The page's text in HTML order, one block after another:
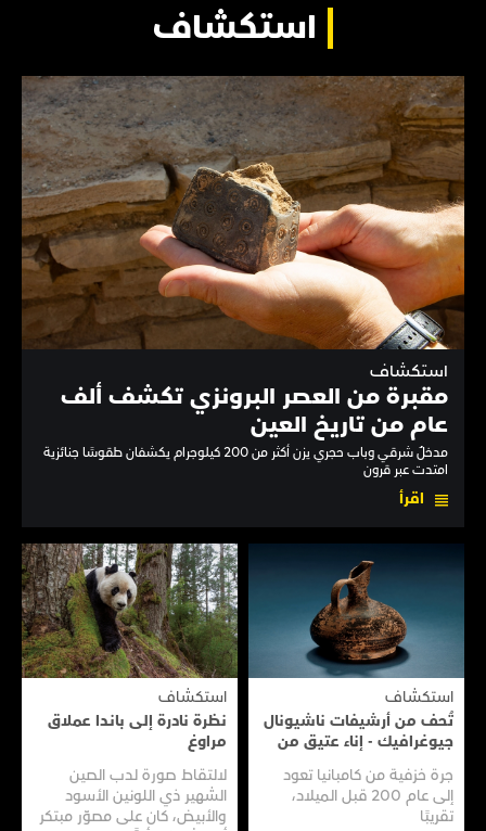
استكشاف
استكشاف
مقبرة من العصر البرونزي تكشف ألف
عام من تاريخ العين
مدخلٌ شرقي وباب حجري يزن أكثر من 200 كيلوجرام يكشفان طقوسًا جنائزية
امتدت عبر قرون
اقرأ
استكشاف
تُحف من أرشيفات ناشيونال
جيوغرافيك - إناء عتيق من
جرة خزفية من كامبانيا تعود
إلى عام 200 قبل الميلاد،
تقريبًا
استكشاف
نظرة نادرة إلى بانـدا عملاق
مراوغ
لالتقاط صورة لدب الصين
الشهير ذي اللونين الأسود
والأبيض، كان على مصوّر مبتكر